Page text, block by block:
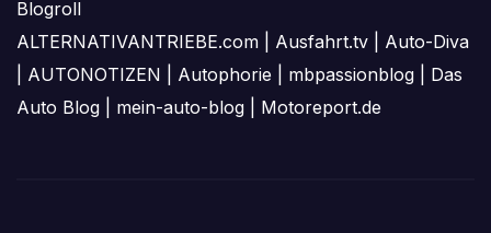
Blogroll
ALTERNATIVANTRIEBE.com
Ausfahrt.tv
Auto-Diva
AUTONOTIZEN Autophorie mbpassionblog
Das
Auto Blog
mein-auto-blog Motoreport.de